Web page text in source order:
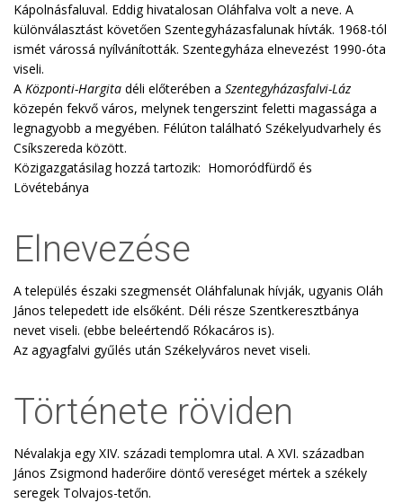
Kápolnásfaluval. Eddig hivatalosan Oláhfalva volt a neve. A
különválasztást követően Szentegyházasfalunak hívták. 1968-tól
ismét várossá nyílvánították. Szentegyháza elnevezést 1990-óta
viseli.
A Központi-Hargita déli előterében a Szentegyházasfalvi-Láz
közepén fekvő város, melynek tengerszint feletti magassága a
legnagyobb a megyében. Félúton található Székelyudvarhely és
Csíkszereda között.
Közigazgatásilag hozzá tartozik: Homoródfürdő és
Lövétebánya
Elnevezése
A település északi szegmensét Oláhfalunak hívják, ugyanis Oláh
János telepedett ide elsőként. Déli része Szentkeresztbánya
nevet viseli. (ebbe beleértendő Rókacáros is).
Az agyagfalvi gyűlés után Székelyváros nevet viseli.
Története röviden
Névalakja egy XIV. századi templomra utal. A XVI. században
János Zsigmond haderőire döntő vereséget mértek a székely
seregek Tolvajos-tetőn.